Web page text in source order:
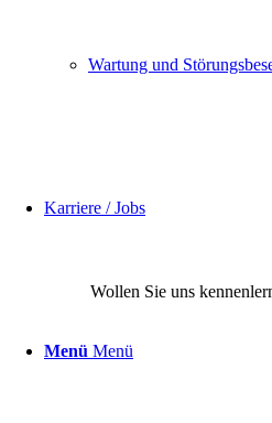
Wartung und
Karriere / Jobs
Menü Menü
Wollen Sie uns